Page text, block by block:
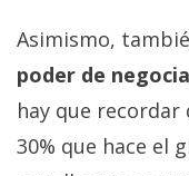
trucos y
tutoriales.
El Grupo
Informático
(CC) 2006-
2026. Algunos
Asimismo,
poder de
hay que recordar
30% que hace el